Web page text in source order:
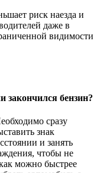
риск наезда и
даже в
видимости
закончился бензин?
сразу
знак
и занять
чтобы не
можно быстрее